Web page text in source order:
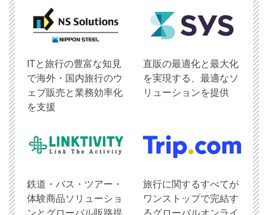
ITと旅行の豊富な知見
で海外・国内旅行のウ
ェブ販売と業務効率化
を支援
直販の最適化と最大化
を実現する、最適なソ
リューションを提供
鉄道・バス・ツアー・
体験商品ソリューショ
旅行に関するすべてが
ワンストップで完結す